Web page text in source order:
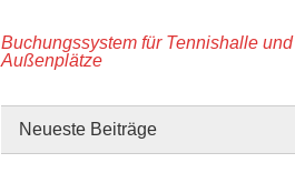
Buchungssystem für Tennishalle und
Außenplätze
Neueste Beiträge